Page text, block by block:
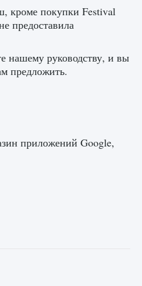
кроме покупки Festival
предоставила
нашему руководству, и вы
предложить.
приложений Google,